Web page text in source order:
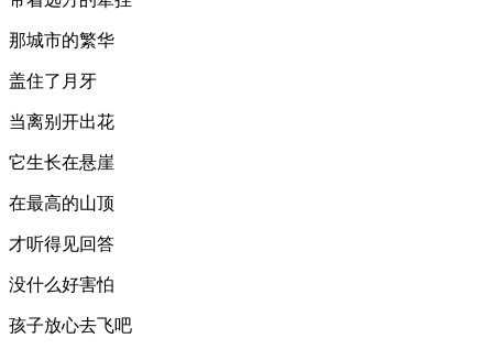
那城市的繁华
盖住了月牙
当离别开出花
它生长在悬崖
在最高的山顶
才听得见回答
没什么好害怕
孩子放心去飞吧